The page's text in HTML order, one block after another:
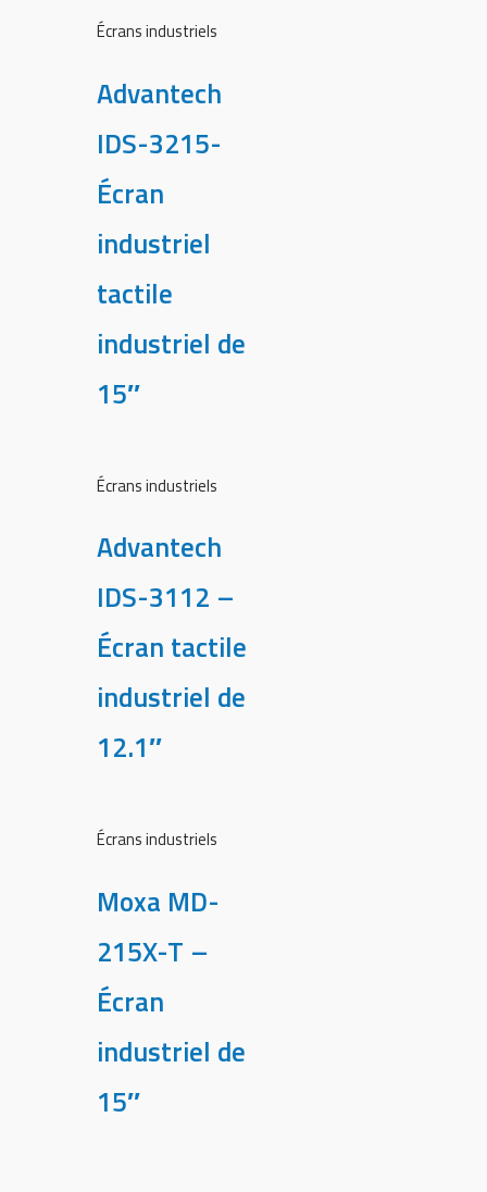
Écrans industriels
Advantech
IDS-3215-
Écran
industriel
tactile
industriel de
15″
Écrans industriels
Advantech
IDS-3112 –
Écran tactile
industriel de
12.1″
Écrans industriels
Moxa MD-
215X-T –
Écran
industriel de
15″